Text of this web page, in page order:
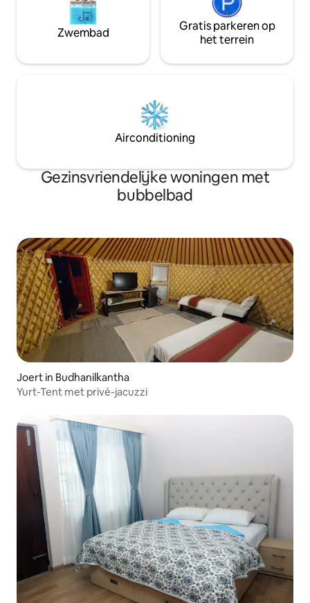
Zwembad
Gratis parkeren op
het terrein
Airconditioning
Gezinsvriendelijke woningen met
bubbelbad
Joert in Budhanilkantha
Yurt-Tent met privé-jacuzzi